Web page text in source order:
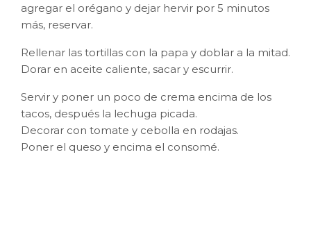
agregar el orégano y dejar hervir por 5 minutos
más, reservar.
Rellenar las tortillas con la papa y doblar a la mitad.
Dorar en aceite caliente, sacar y escurrir.
Servir y poner un poco de crema encima de los
tacos, después la lechuga picada.
Decorar con tomate y cebolla en rodajas.
Poner el queso y encima el consomé.